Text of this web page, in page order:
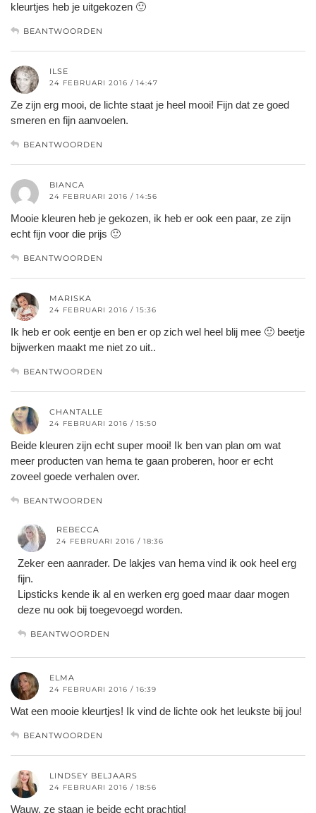
kleurtjes heb je uitgekozen 🙂
BEANTWOORDEN
ILSE
24 FEBRUARI 2016 / 14:47
Ze zijn erg mooi, de lichte staat je heel mooi! Fijn dat ze goed
smeren en fijn aanvoelen.
BEANTWOORDEN
BIANCA
24 FEBRUARI 2016 / 14:56
Mooie kleuren heb je gekozen, ik heb er ook een paar, ze zijn
echt fijn voor die prijs 🙂
BEANTWOORDEN
MARISKA
24 FEBRUARI 2016 / 15:36
Ik heb er ook eentje en ben er op zich wel heel blij mee 🙂 beetje
bijwerken maakt me niet zo uit..
BEANTWOORDEN
CHANTALLE
24 FEBRUARI 2016 / 15:50
Beide kleuren zijn echt super mooi! Ik ben van plan om wat
meer producten van hema te gaan proberen, hoor er echt
zoveel goede verhalen over.
BEANTWOORDEN
REBECCA
24 FEBRUARI 2016 / 18:36
Zeker een aanrader. De lakjes van hema vind ik ook heel erg
fijn.
Lipsticks kende ik al en werken erg goed maar daar mogen
deze nu ook bij toegevoegd worden.
BEANTWOORDEN
ELMA
24 FEBRUARI 2016 / 16:39
Wat een mooie kleurtjes! Ik vind de lichte ook het leukste bij jou!
BEANTWOORDEN
LINDSEY BELJAARS
24 FEBRUARI 2016 / 18:56
Wauw, ze staan je beide echt prachtig!